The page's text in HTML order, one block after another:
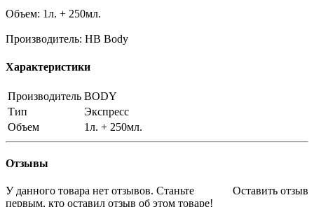
Объем: 1л. + 250мл.
Производитель: HB Body
Характеристики
Производитель BODY
Тип
Экспресс
Объем
1л. + 250мл.
Отзывы
Оставить отзыв
У данного товара нет отзывов. Станьте
первым, кто оставил отзыв об этом товаре!